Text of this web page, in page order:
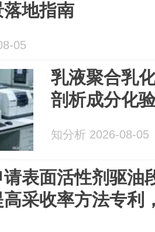
地指南
05
乳液聚合乳
剖析成分化
知分析 2026-08-05
表面活性剂驱油
采收率方法专利